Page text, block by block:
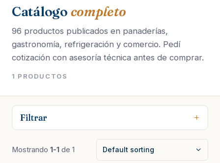
Catálogo completo
96 productos publicados en panaderías,
gastronomía, refrigeración y comercio. Pedí
cotización con asesoría técnica antes de comprar.
1 PRODUCTOS
Filtrar
Mostrando 1-1 de 1